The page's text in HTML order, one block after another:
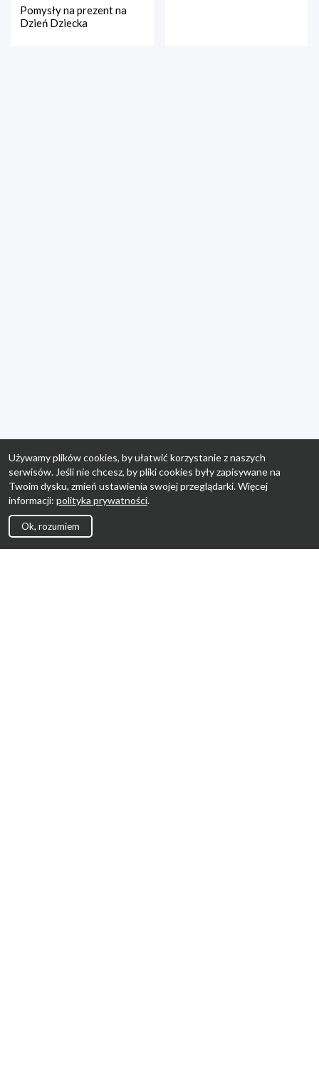
Pomysły na prezent na
Dzień Dziecka
Używamy plików cookies, by ułatwić korzystanie z naszych
serwisów. Jeśli nie chcesz, by pliki cookies były zapisywane na
Twoim dysku, zmień ustawienia swojej przeglądarki. Więcej
informacji: polityka prywatności.
Ok, rozumiem